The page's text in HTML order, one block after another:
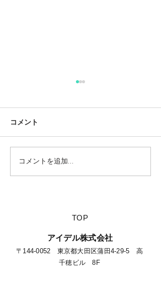
【夏休みに行きたい山派
キャンパーにオススメの
コメント
コメントを追加…
​TOP
​アイデル株式会社
​​〒144-0052 東京都大田区蒲田4-29-5 高
千穂ビル 8F​